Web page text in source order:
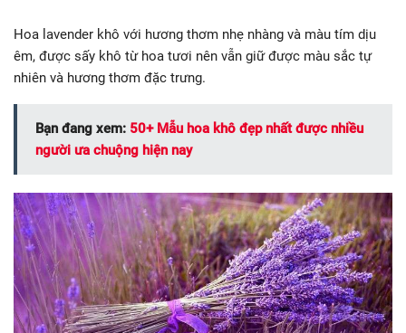
Hoa lavender khô với hương thơm nhẹ nhàng và màu tím dịu
êm, được sấy khô từ hoa tươi nên vẫn giữ được màu sắc tự
nhiên và hương thơm đặc trưng.
Bạn đang xem: 50+ Mẫu hoa khô đẹp nhất được nhiều
người ưa chuộng hiện nay